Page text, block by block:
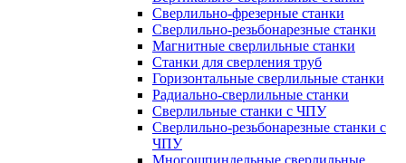
Сверлильно-фрезерные станки
Сверлильно-резьбонарезные станки
Магнитные сверлильные станки
Станки для сверления труб
Горизонтальные сверлильные станки
Радиально-сверлильные станки
Сверлильные станки с ЧПУ
Сверлильно-резьбонарезные станки с
ЧПУ
Многошпиндельные сверлильные